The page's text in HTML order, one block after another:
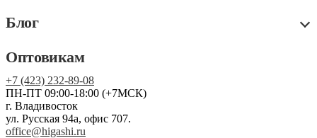
Блог
Оптовикам
+7 (423) 232-89-08
ПН-ПТ 09:00-18:00 (+7МСК)
г. Владивосток
ул. Русская 94а, офис 707.
office@higashi.ru